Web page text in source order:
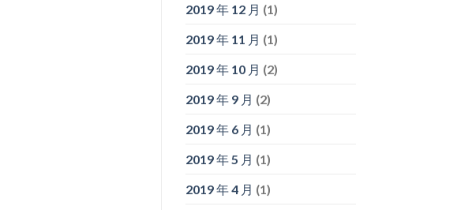
2019 年 12 月 (1)
2019 年 11 月 (1)
2019 年 10 月 (2)
2019 年 9 月 (2)
2019 年 6 月 (1)
2019 年 5 月 (1)
2019 年 4 月 (1)